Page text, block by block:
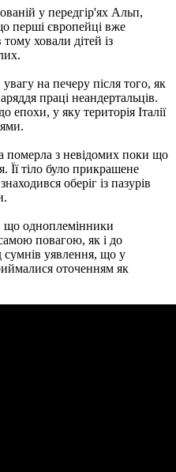
у передгір'ях Альп,
перші європейці вже
ховали дітей із
на печеру після того, як
праці неандертальців.
у яку територія Італії
померла з невідомих поки що
Її тіло було прикрашене
оберіг із пазурів
що одноплемінники
повагою, як і до
сумнів уявлення, що у
оточенням як